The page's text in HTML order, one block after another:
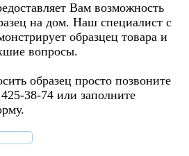
Вам возможность
на дом. Наш специалист с
образцец товара и
вопросы.
образец просто позвоните
38-74 или заполните